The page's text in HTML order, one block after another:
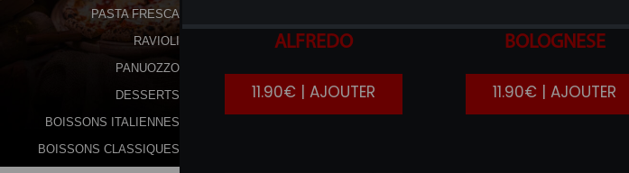
PASTA FRESCA
RAVIOLI
PANUOZZO
DESSERTS
BOISSONS ITALIENNES
BOISSONS CLASSIQUES
ALFREDO
11.90€ | AJOUTER
BOLOGNESE
11.90€ | AJOUTER